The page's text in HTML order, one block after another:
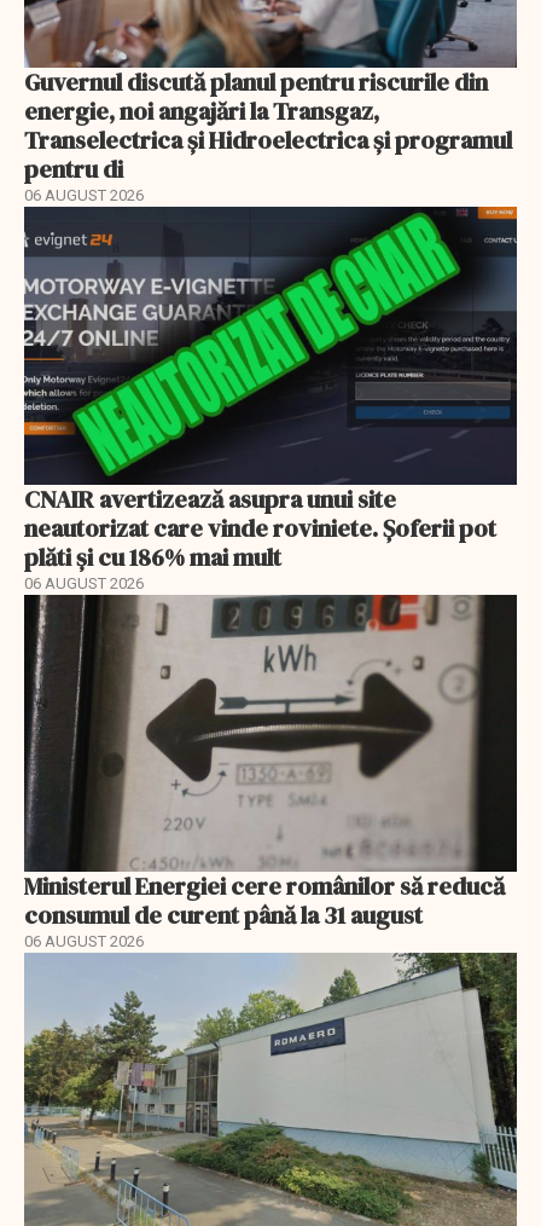
Guvernul discută planul pentru riscurile din
energie, noi angajări la Transgaz,
Transelectrica și Hidroelectrica și programul
pentru di
06 AUGUST 2026
CNAIR avertizează asupra unui site
neautorizat care vinde roviniete. Șoferii pot
plăti și cu 186% mai mult
06 AUGUST 2026
Ministerul Energiei cere românilor să reducă
consumul de curent până la 31 august
06 AUGUST 2026